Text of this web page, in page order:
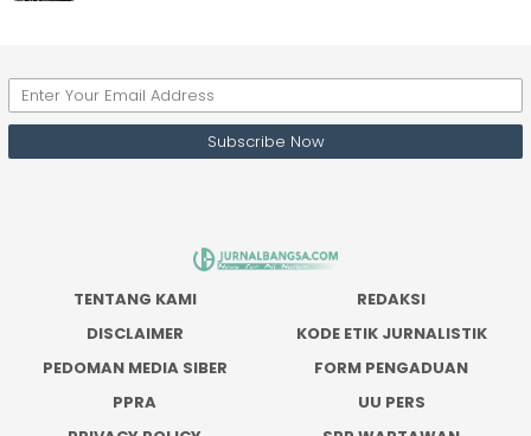
TENTANG KAMI
REDAKSI
DISCLAIMER
KODE ETIK JURNALISTIK
PEDOMAN MEDIA SIBER
FORM PENGADUAN
PPRA
UU PERS